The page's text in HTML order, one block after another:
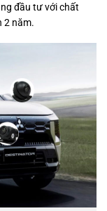
đầu tư với chất
2 năm.